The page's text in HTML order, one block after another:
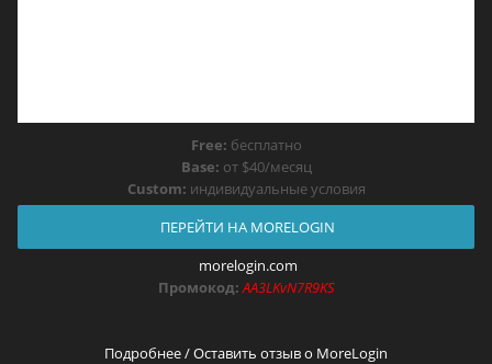
Free: бесплатно
Base: от $40/месяц
Custom: индивидуальные условия
ПЕРЕЙТИ НА MORELOGIN
morelogin.com
Промокод:AA3LKvN7R9KS
Подробнее / Оставить отзыв о MoreLogin